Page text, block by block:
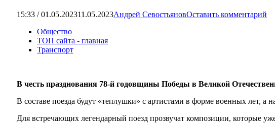
15:33 / 01.05.202311.05.2023Андрей СевостьяновОставить комментарий
Общество
ТОП сайта - главная
Транспорт
В честь празднования 78-й годовщины Победы в Великой
В составе поезда будут «теплушки» с артистами в форме военных лет, а
Для встречающих легендарный поезд прозвучат композиции, которые